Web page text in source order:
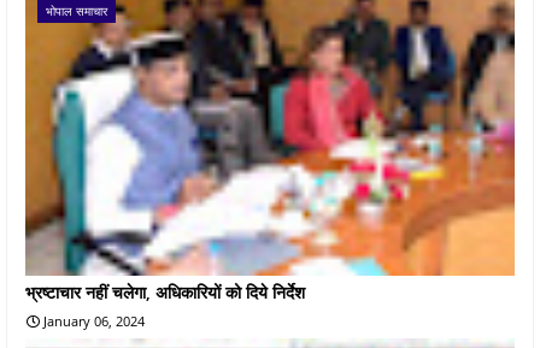
भोपाल समाचार
भ्रष्टाचार नहीं चलेगा, अधिकारियों को दिये निर्देश
January 06, 2024